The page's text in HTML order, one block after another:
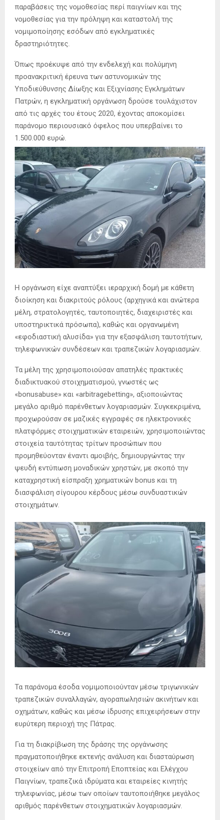
παραβάσεις της νομοθεσίας περί παιγνίων και της
νομοθεσίας για την πρόληψη και καταστολή της
νομιμοποίησης εσόδων από εγκληματικές
δραστηριότητες.
Όπως προέκυψε από την ενδελεχή και πολύμηνη
προανακριτική έρευνα των αστυνομικών της
Υποδιεύθυνσης Δίωξης και Εξιχνίασης Εγκλημάτων
Πατρών, η εγκληματική οργάνωση δρούσε τουλάχιστον
από τις αρχές του έτους 2020, έχοντας αποκομίσει
παράνομο περιουσιακό όφελος που υπερβαίνει το
1.500.000 ευρώ.
Η οργάνωση είχε αναπτύξει ιεραρχική δομή με κάθετη
διοίκηση και διακριτούς ρόλους (αρχηγικά και ανώτερα
μέλη, στρατολογητές, ταυτοποιητές, διαχειριστές και
υποστηρικτικά πρόσωπα), καθώς και οργανωμένη
«εφοδιαστική αλυσίδα» για την εξασφάλιση ταυτοτήτων,
τηλεφωνικών συνδέσεων και τραπεζικών λογαριασμών.
Τα μέλη της χρησιμοποιούσαν απατηλές πρακτικές
διαδικτυακού στοιχηματισμού, γνωστές ως
«bonusabuse» και «arbitragebetting», αξιοποιώντας
μεγάλο αριθμό παρένθετων λογαριασμών. Συγκεκριμένα,
προχωρούσαν σε μαζικές εγγραφές σε ηλεκτρονικές
πλατφόρμες στοιχηματικών εταιρειών, χρησιμοποιώντας
στοιχεία ταυτότητας τρίτων προσώπων που
προμηθεύονταν έναντι αμοιβής, δημιουργώντας την
ψευδή εντύπωση μοναδικών χρηστών, με σκοπό την
καταχρηστική είσπραξη χρηματικών bonus και τη
διασφάλιση σίγουρου κέρδους μέσω συνδυαστικών
στοιχημάτων.
Τα παράνομα έσοδα νομιμοποιούνταν μέσω τριγωνικών
τραπεζικών συναλλαγών, αγοραπωλησιών ακινήτων και
οχημάτων, καθώς και μέσω ίδρυσης επιχειρήσεων στην
ευρύτερη περιοχή της Πάτρας.
Για τη διακρίβωση της δράσης της οργάνωσης
πραγματοποιήθηκε εκτενής ανάλυση και διασταύρωση
στοιχείων από την Επιτροπή Εποπτείας και Ελέγχου
Παιγνίων, τραπεζικά ιδρύματα και εταιρείες κινητής
τηλεφωνίας, μέσω των οποίων ταυτοποιήθηκε μεγάλος
αριθμός παρένθετων στοιχηματικών λογαριασμών.